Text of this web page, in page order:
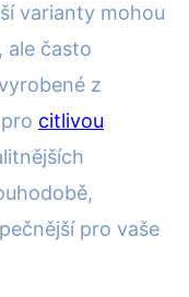
varianty mohou
ale často
z
citlivou
pro vaše